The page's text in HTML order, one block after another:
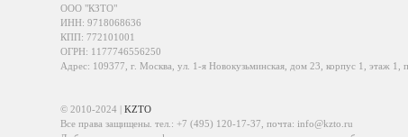
ООО "КЗТО"
ИНН: 9718068636
КПП: 772101001
ОГРН: 1177746556250
Адрес: 109377, г. Москва, ул. 1-я Новокузьминская, дом 23, корпус 1, этаж 1,
© 2010-2024 | KZTO
Все права защищены. тел.: +7 (495) 120-17-37 , почта: info@kzto.ru